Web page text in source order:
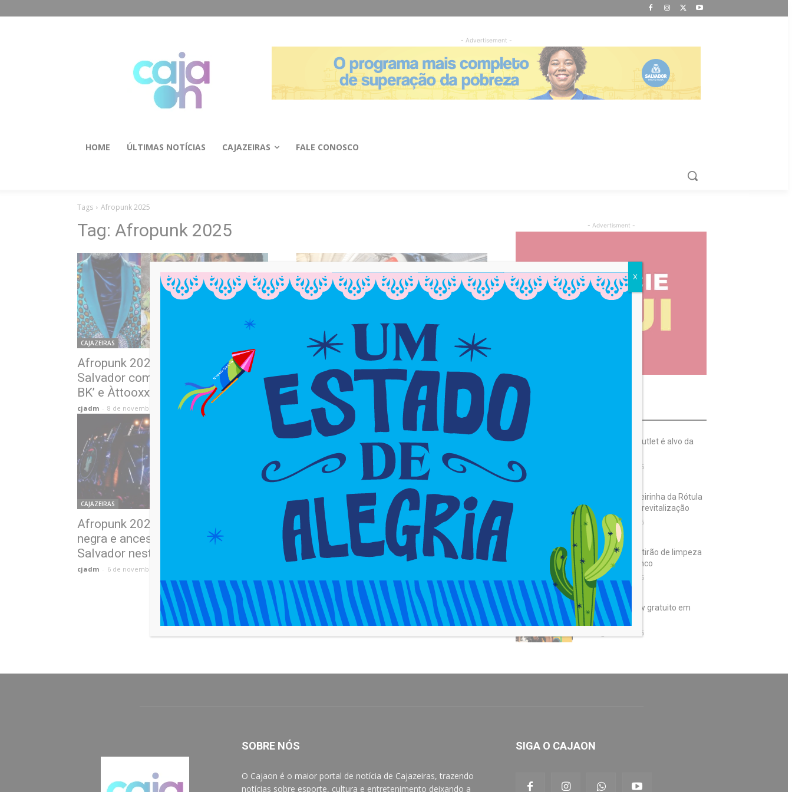
- Advertisement -
HOME ÚLTIMAS NOTÍCIAS CAJAZEIRAS FALE CONOSCO
Tags Afropunk 2025
Tag: Afropunk 2025
CAJAZEIRAS
Afropunk 2025 começa hoje em
Salvador com shows de Péricles,
BK’ e Àttooxxá
cjadm 8 de novembro de 2025
CAJAZEIRAS
Metrô vai funcionar 24h durante o
Afropunk 2025
cjadm 7 de novembro de 2025 0
CAJAZEIRAS
Afropunk 2025 celebra cultura
negra e ancestralidade em
Salvador neste fim de semana
cjadm 6 de novembro de 2025
CAJAZEIRAS
Péricles, Tatau e BK’ no palco do
Afropunk Salvador 2025!
cjadm 5 de outubro de 2025
- Advertisment -
MOST READ
CAJAZEIRAS: Outlet é alvo da
6 de agosto de 2026
CAJAZEIRAS: Feirinha da Rótula
ganha obras de revitalização
6 de agosto de 2026
Limpurb faz mutirão de limpeza
em Castelo Branco
6 de agosto de 2026
DIGGO fará show gratuito em
Salvador
6 de agosto de 2026
SOBRE NÓS
O Cajaon é o maior portal de notícia de Cajazeiras, trazendo
notícias sobre esporte, cultura e entretenimento deixando a
SIGA O CAJAON
X